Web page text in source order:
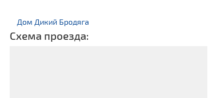
Дом Дикий Бродяга
Схема проезда: